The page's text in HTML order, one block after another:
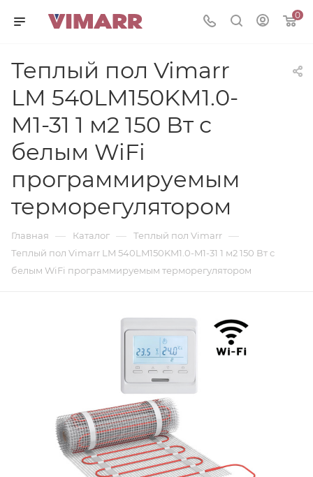
0
Теплый пол Vimarr
LM 540LM150KM1.0-
M1-31 1 м2 150 Вт с
белым WiFi
программируемым
терморегулятором
Главная — Каталог — Теплый пол Vimarr —
Теплый пол Vimarr LM 540LM150KM1.0-M1-31 1 м2 150 Вт с
белым WiFi программируемым терморегулятором